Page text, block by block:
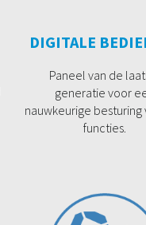
DIGITALE
Paneel van de
generatie voor
nauwkeurige besturing
functies.